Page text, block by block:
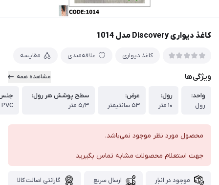
کاغذ دیواری Discovery مدل 1014
کاغذ دیواری علاقه‌مندی مقایسه
ویژگی‌ها مشاهده همه
واحد:
رول
رول:
۱۰ متر
عرض:
۵۳ سانتیمتر
سطح پوشش هر رول:
۵/۳ متر
جنس
PVC
محصول مورد نظر موجود نمی‌باشد.
جهت استعلام محصولات مشابه تماس بگیرید
موجود در انبار ارسال سریع گارانتی اصالت کالا